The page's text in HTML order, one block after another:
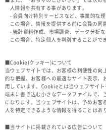
人情報を共有する事があります。
- 会員向け特別サービスなど、事業的な理
この場合、情報を提供する前に会員の同
- 統計資料作成、市場調査、データ分析な
この場合、特定個人を判別することがで
■Cookie(クッキー)について
当ウェブサイトでは、お客様の利便性の向
的な把握、お客様への最適なサイト表示
用しています。Cookieとは当ウェブサイ
端末に書き込む小さなデータファイルで、
になります。当ウェブサイトは、予めお
人を特定できるような情報を得ることはあ
■当サイトに掲載されている広告について